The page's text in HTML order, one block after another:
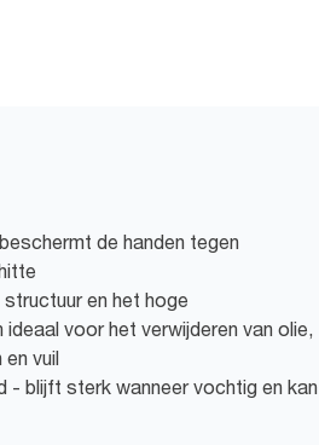
de handen tegen
en het hoge
voor het verwijderen van olie,
vuil
- blijft sterk wanneer vochtig en kan